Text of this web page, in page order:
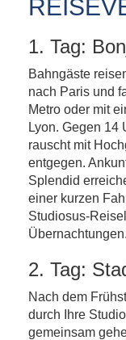
1. Tag:
Bahngäste
nach Paris und
Metro oder mit
Lyon. Gegen 14
rauscht mit
entgegen.
Splendid
einer kurzen
Studiosus-
Übernachtungen.
2. Tag:
Nach dem
durch Ihre
gemeinsam